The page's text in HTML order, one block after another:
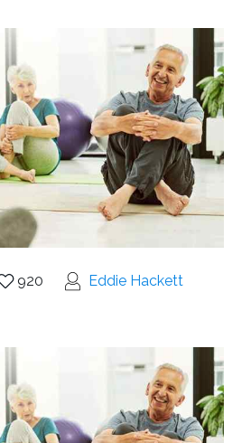
920 Eddie Hackett